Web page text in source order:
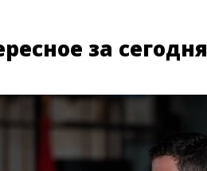
за сегодня